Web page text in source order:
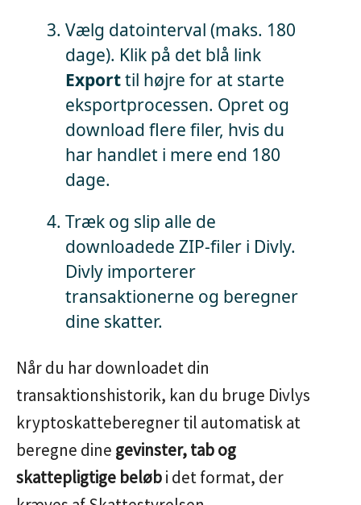
Vælg datointerval (maks. 180
dage). Klik på det blå link
Exporttil højre for at starte
eksportprocessen. Opret og
download flere filer, hvis du
har handlet i mere end 180
dage.
Træk og slip alle de
downloadede ZIP-filer i Divly.
Divly importerer
transaktionerne og beregner
dine skatter.
Når du har downloadet din
transaktionshistorik, kan du bruge Divlys
kryptoskatteberegner til automatisk at
beregne dine gevinster, tab og
skattepligtige beløbi det format, der